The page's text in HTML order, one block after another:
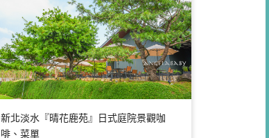
新北淡水『晴花鹿苑』日式庭院景觀咖
啡、菜單